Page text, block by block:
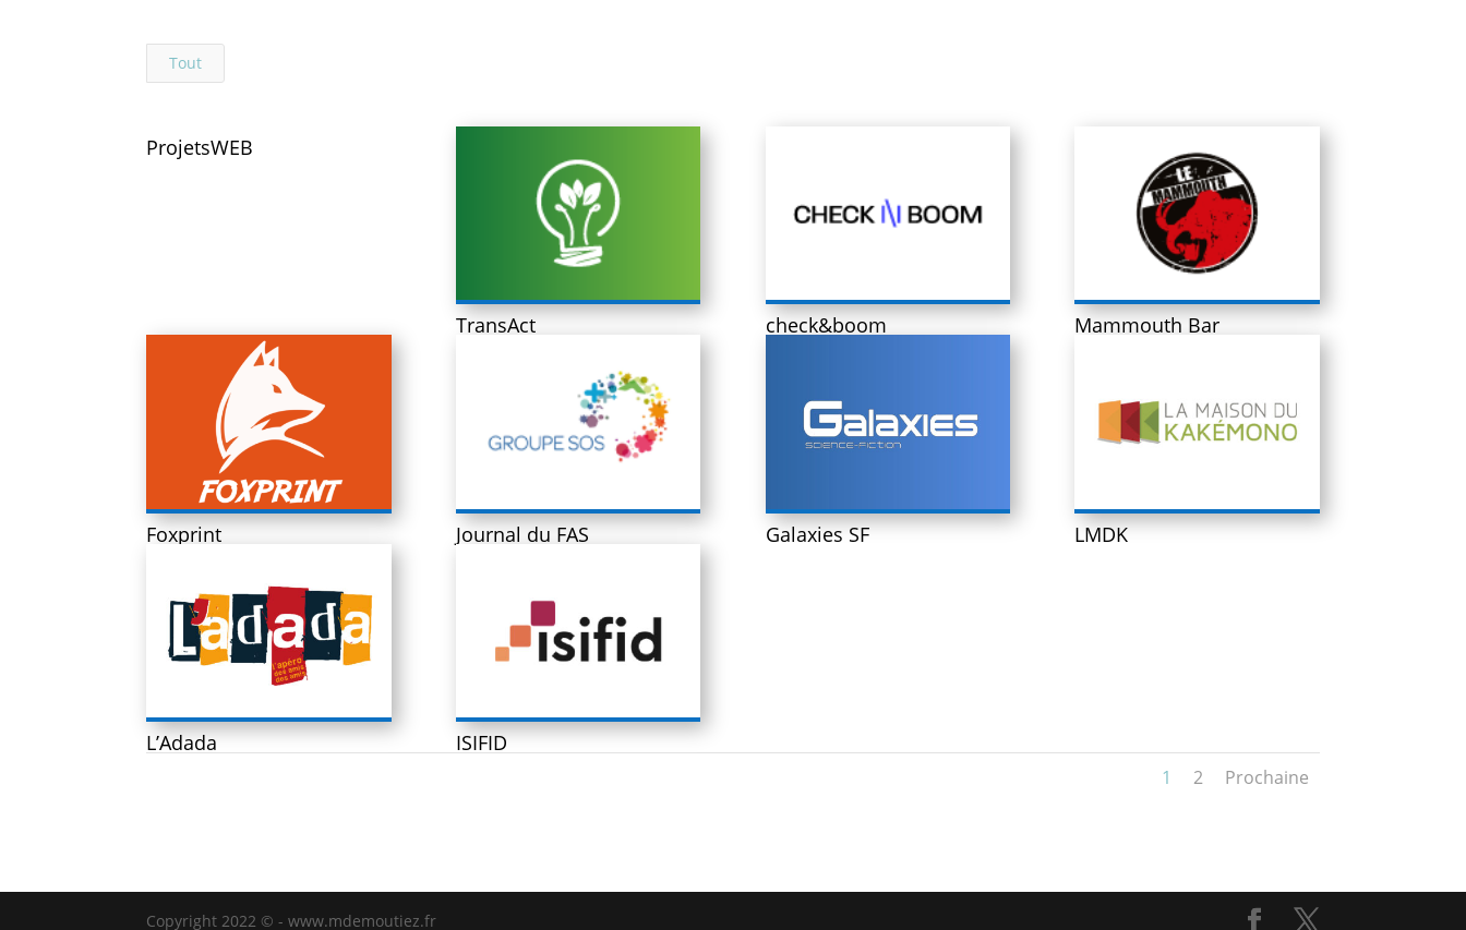
Tout
ProjetsWEB
TransAct check&boom Mammouth Bar
Foxprint Journal du FAS Galaxies SF LMDK
L’Adada ISIFID
1 2 Prochaine
Copyright 2022 © - www.mdemoutiez.fr